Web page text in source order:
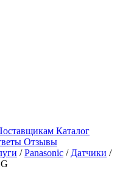
Каталог
Отзывы
/Panasonic / Датчики /